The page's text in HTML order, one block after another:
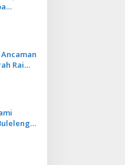
Cegah
Rai